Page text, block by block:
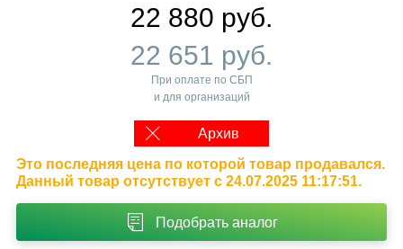
22 880 руб.
22 651 руб.
При оплате по СБП
и для организаций
Архив
Это последняя цена по которой товар продавался.
Данный товар отсутствует с 24.07.2025 11:17:51.
Подобрать аналог